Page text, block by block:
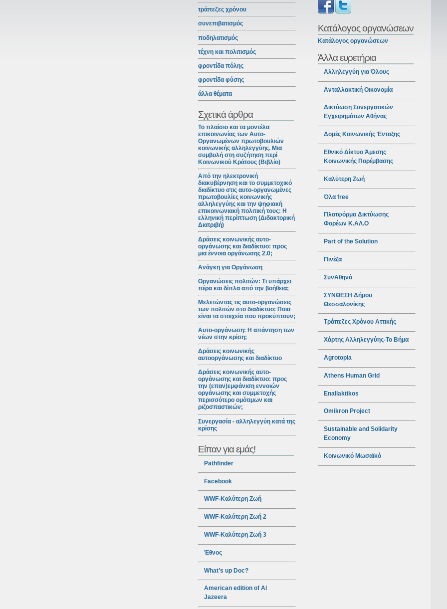
τράπεζες χρόνου
συνεπιβατισμός
ποδηλατισμός
τέχνη και πολιτισμός
φροντίδα πόλης
φροντίδα φύσης
άλλα θέματα
Σχετικά άρθρα
Το πλαίσιο και τα μοντέλα
επικοινωνίας των Αυτο-
Οργανωμένων πρωτοβουλιών
κοινωνικής αλληλεγγύης. Μια
συμβολή στη συζήτηση περί
Κοινωνικού Κράτους (Βιβλίο)
Από την ηλεκτρονική
διακυβέρνηση και το συμμετοχικό
διαδίκτυο στις αυτο-οργανωμένες
πρωτοβουλίες κοινωνικής
αλληλεγγύης και την ψηφιακή
επικοινωνιακή πολιτική τους: Η
ελληνική περίπτωση (Διδακτορική
Διατριβή)
Δράσεις κοινωνικής αυτο-
οργάνωσης και διαδίκτυο: προς
μια έννοια οργάνωσης 2.0;
Ανάγκη για Οργάνωση
Οργανώσεις πολιτών: Τι υπάρχει
πέρα και δίπλα από την βοήθεια;
Μελετώντας τις αυτο-οργανώσεις
των πολιτών στο διαδίκτυο: Ποια
είναι τα στοιχεία που προκύπτουν;
Αυτο-οργάνωση: Η απάντηση των
νέων στην κρίση;
Δράσεις κοινωνικής
αυτοοργάνωσης και διαδίκτυο
Δράσεις κοινωνικής αυτο-
οργάνωσης και διαδίκτυο: προς
την (επαν)εμφάνιση εννοιών
οργάνωσης και συμμετοχής
περισσότερο ομότιμων και
ριζοσπαστικών;
Συνεργασία - αλληλεγγύη κατά της
κρίσης
Είπαν για εμάς!
Pathfinder
Facebook
WWF-Καλύτερη Ζωή
WWF-Καλύτερη Ζωή 2
WWF-Καλύτερη Ζωή 3
Έθνος
What’s up Doc?
American edition of Al
Jazeera
Κατάλογος οργανώσεων
Κατάλογος οργανώσεων
Άλλα ευρετήρια
Αλληλεγγύη για Όλους
Ανταλλακτική Οικονομία
Δικτύωση Συνεργατικών
Εγχειρημάτων Αθήνας
Δομές Κοινωνικής Ένταξης
Εθνικό Δίκτυο Άμεσης
Κοινωνικής Παρέμβασης
Καλύτερη Ζωή
Όλα free
Πλατφόρμα Δικτύωσης
Φορέων Κ.ΑΛ.Ο
Part of the Solution
Πινέζα
ΣυνΑθηνά
ΣΥΝΘΕΣΗ Δήμου
Θεσσαλονίκης
Τράπεζες Χρόνου Αττικής
Χάρτης Αλληλεγγύης-Το Βήμα
Agrotopia
Athens Human Grid
Enallaktikos
Omikron Project
Sustainable and Solidarity
Economy
Κοινωνικό Μωσαϊκό